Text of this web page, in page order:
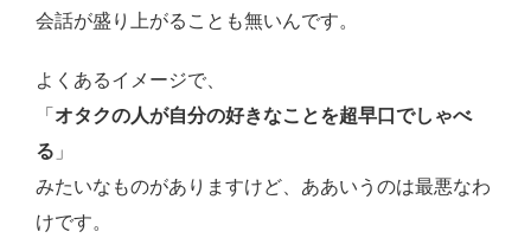
会話が盛り上がることも無いんです。
よくあるイメージで、
「 オタクの人が自分の好きなことを超早口でしゃべ
る 」
みたいなものがありますけど、ああいうのは最悪なわ
けです。